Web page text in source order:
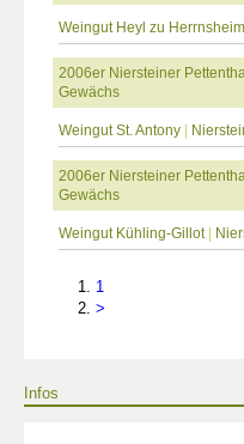
Weingut Heyl zu Herrnsheim
2006er Niersteiner
Gewächs
Weingut St. Antony
2006er Niersteiner
Gewächs
Weingut Kühling-Gillot|
1
>
Infos